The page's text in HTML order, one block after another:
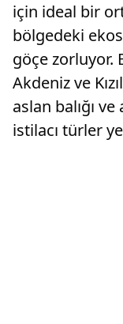
için ideal bir
bölgedeki
göçe zorluyor.
Akdeniz ve
aslan balığı
istilacı türler